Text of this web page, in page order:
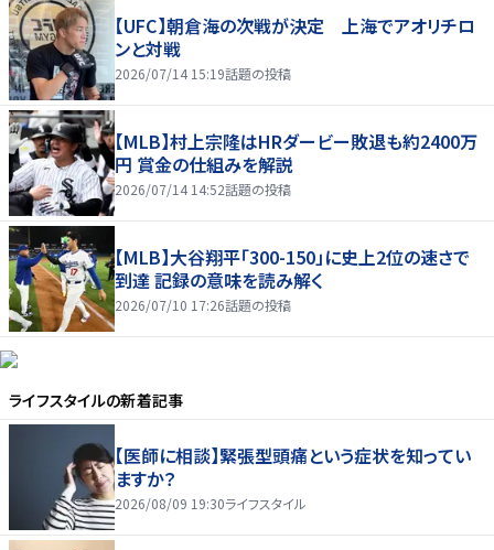
【UFC】朝倉海の次戦が決定 上海でアオリチロ
ンと対戦
2026/07/14 15:19話題の投稿
【MLB】村上宗隆はHRダービー敗退も約2400万
円 賞金の仕組みを解説
2026/07/14 14:52話題の投稿
【MLB】大谷翔平「300-150」に史上2位の速さで
到達 記録の意味を読み解く
2026/07/10 17:26話題の投稿
ライフスタイルの新着記事
【医師に相談】緊張型頭痛という症状を知ってい
ますか？
2026/08/09 19:30ライフスタイル